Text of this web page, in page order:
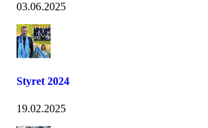
03.06.2025
Styret 2024
19.02.2025